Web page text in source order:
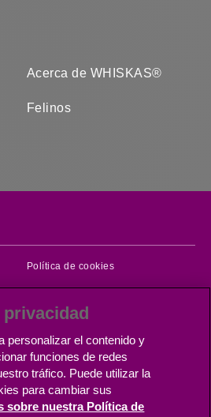
Acerca de WHISKAS®
Felinos
(opens in new window)
Política de cookies(opens in new
window)Cadena de suministro
(opens in new window)
Propiedad de Mars Incorporated
y sus Filiales.
personalizar el contenido y
funciones de redes
tráfico. Puede utilizar la
para cambiar sus
sobre nuestra Política de